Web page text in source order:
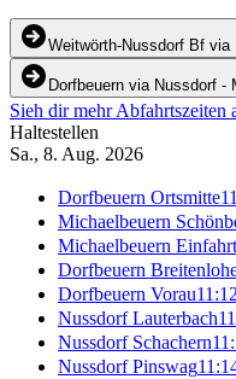
Weitwörth-Nussdorf Bf via
Dorfbeuern via Nussdorf -
Sieh dir mehr Abfahrtszeiten
Haltestellen
Sa., 8. Aug. 2026
Dorfbeuern Ortsmitte
Michaelbeuern
Michaelbeuern
Dorfbeuern
Dorfbeuern Vorau11:12
Nussdorf Lauterbach
Nussdorf Schachern
Nussdorf Pinswag